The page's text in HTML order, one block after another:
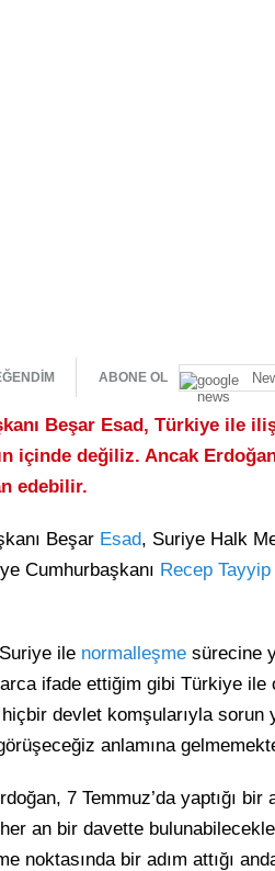
ABONE OL
Beşar Esad, Türkiye ile
içinde değiliz. Ancak
edebilir.
Beşar Esad, Suriye Halk
Cumhurbaşkanı Recep
ile normalleşme sürecine
ifade ettiğim gibi Türkiye
devlet komşularıyla
anlamına
7 Temmuz’da yaptığı
an bir davette
noktasında bir adım attığı